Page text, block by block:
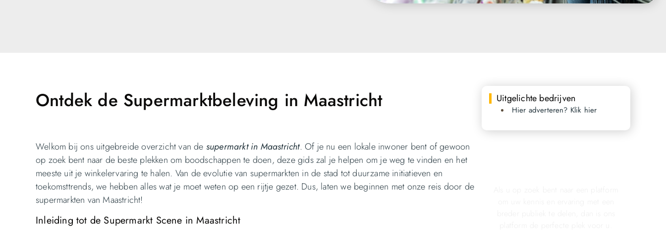
Ontdek de Supermarktbeleving in Maastricht
Welkom bij ons uitgebreide overzicht van de supermarktin Maastricht. Of je nu een lokale inwoner bent of gewoon
op zoek bent naar de beste plekken om boodschappen te doen, deze gids zal je helpen om je weg te vinden en het
meeste uit je winkelervaring te halen. Van de evolutie van supermarkten in de stad tot duurzame initiatieven en
toekomsttrends, we hebben alles wat je moet weten op een rijtje gezet. Dus, laten we beginnen met onze reis door de
supermarkten van Maastricht!
Inleiding tot de Supermarkt Scene in Maastricht
Uitgelichte bedrijven
Hier adverteren? Klik hier